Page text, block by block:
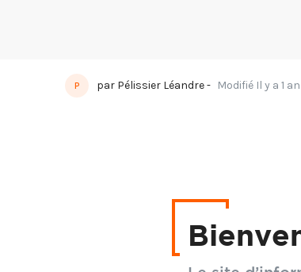
P par Pélissier Léandre- Modifié Il y a 1 an
VinEquip